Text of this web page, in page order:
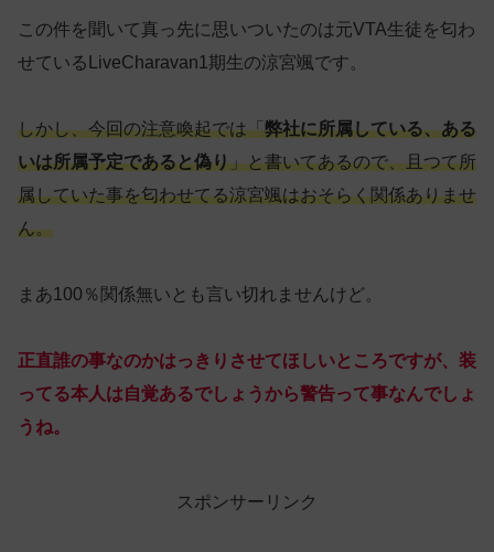
この件を聞いて真っ先に思いついたのは元VTA生徒を匂わ
せているLiveCharavan1期生の涼宮颯です。
しかし、今回の注意喚起では「弊社に所属している、ある
いは所属予定であると偽り」と書いてあるので、且つて所
属していた事を匂わせてる涼宮颯はおそらく関係ありませ
ん。
まあ100％関係無いとも言い切れませんけど。
正直誰の事なのかはっきりさせてほしいところですが、装
ってる本人は自覚あるでしょうから警告って事なんでしょ
うね。
スポンサーリンク